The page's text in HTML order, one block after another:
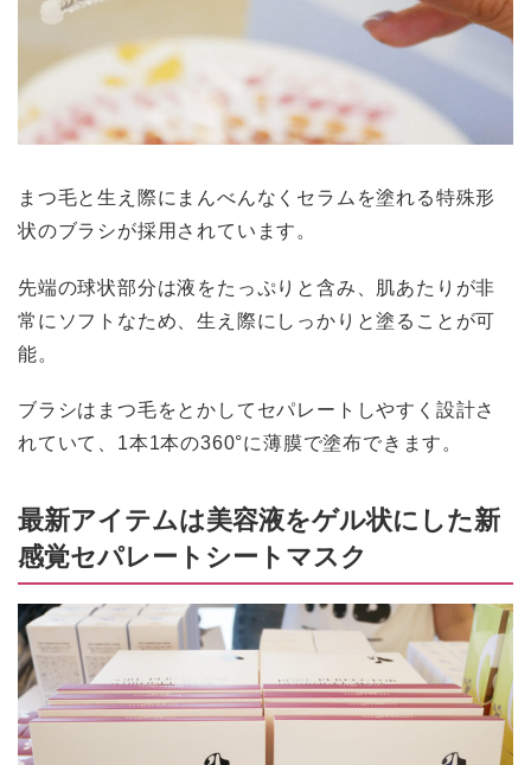
まつ毛と生え際にまんべんなくセラムを塗れる特殊形
状のブラシが採用されています。
先端の球状部分は液をたっぷりと含み、肌あたりが非
常にソフトなため、生え際にしっかりと塗ることが可
能。
ブラシはまつ毛をとかしてセパレートしやすく設計さ
れていて、1本1本の360°に薄膜で塗布できます。
最新アイテムは美容液をゲル状にした新
感覚セパレートシートマスク